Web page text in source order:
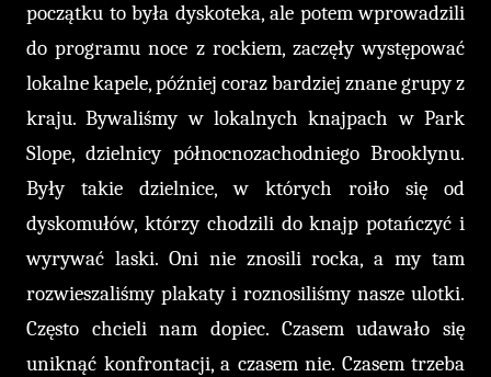
początku to była dyskoteka, ale potem wprowadzili
do programu noce z rockiem, zaczęły występować
lokalne kapele, później coraz bardziej znane grupy z
kraju. Bywaliśmy w lokalnych knajpach w Park
Slope, dzielnicy północnozachodniego Brooklynu.
Były takie dzielnice, w których roiło się od
dyskomułów, którzy chodzili do knajp potańczyć i
wyrywać laski. Oni nie znosili rocka, a my tam
rozwieszaliśmy plakaty i roznosiliśmy nasze ulotki.
Często chcieli nam dopiec. Czasem udawało się
uniknąć konfrontacji, a czasem nie. Czasem trzeba